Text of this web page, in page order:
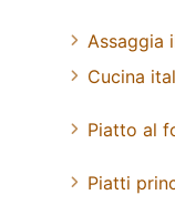
Assaggia
Cucina
Piatto al
Piatti